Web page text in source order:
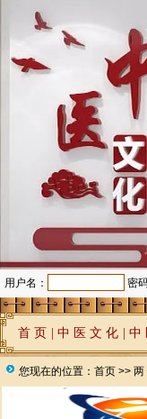
用户名： 密
首 页 中 医 文 化 中
您现在的位置： 首页 >> 两